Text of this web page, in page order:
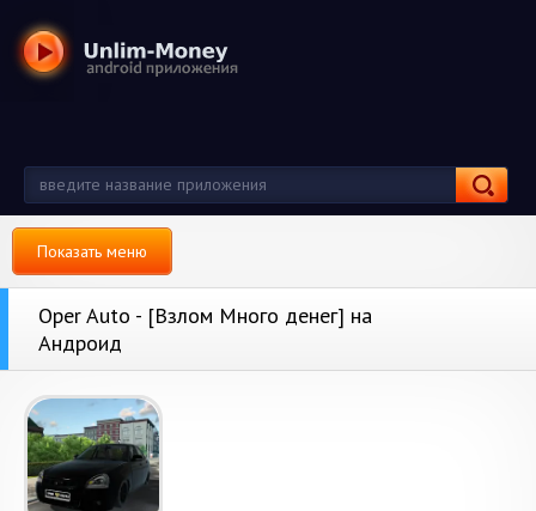
Показать меню
Oper Auto - [Взлом Много денег] на
Андроид